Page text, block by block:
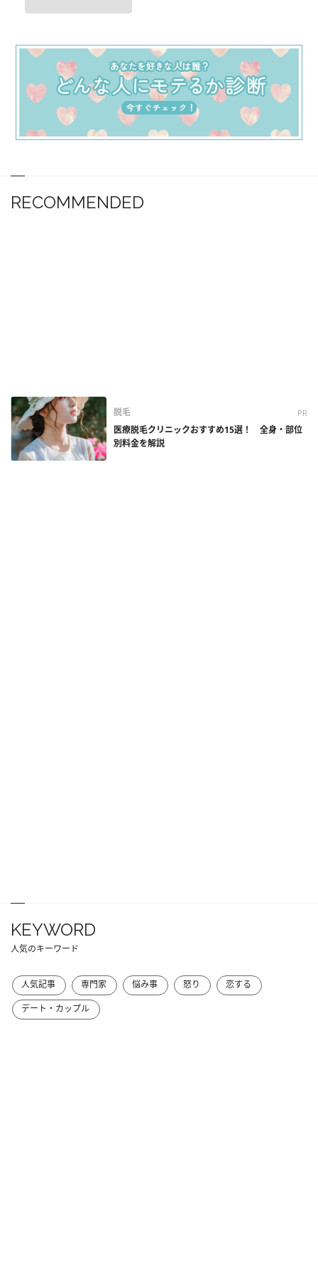
RECOMMENDED
脱毛 PR
医療脱毛クリニックおすすめ15選！ 全身・部位
別料金を解説
KEYWORD
人気のキーワード
人気記事 専門家 悩み事 怒り
恋する
デート・カップル